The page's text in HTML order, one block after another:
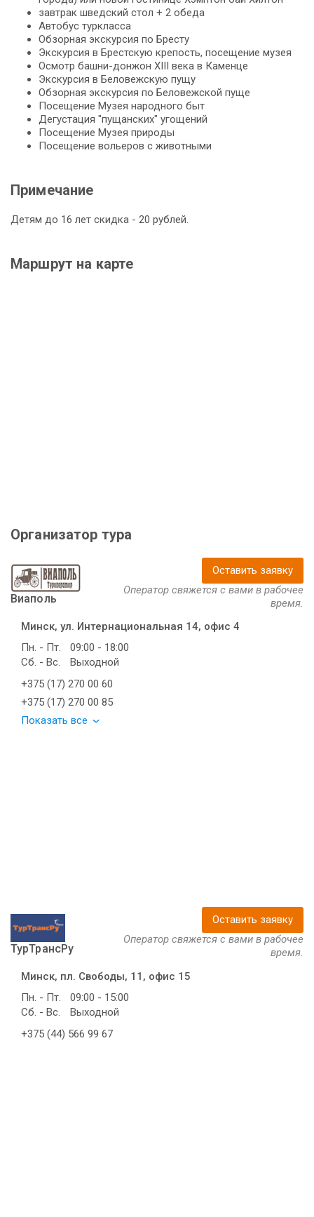
завтрак швед­ский стол + 2 обе­да
Ав­то­бус турк­лас­са
Об­зор­ная экскурсия по Бре­сту
Экс­кур­сия в Брестскую кре­пость, посещение му­зея
Осмотр башни-донжон ХІІІ ве­ка в Каменце
Экс­кур­сия в Бе­ло­веж­скую пу­щу
Об­зор­ная экскурсия по Бе­ло­веж­ской пуще
По­се­ще­ние Музея на­род­но­го бы­т
Де­гу­ста­ция "пущанских" угощений
По­се­ще­ние Музея при­ро­ды
По­се­ще­ние во­лье­ров с жи­вот­ны­ми
Примечание
Детям до 16 лет скидка - 20 рублей.
Маршрут на карте
Организатор тура
Виаполь
Оставить заявку
Оператор свяжется с вами в рабочее
время.
Минск, ул. Интернациональная 14, офис 4
Пн. - Пт.
09:00 - 18:00
Сб. - Вс.
Выходной
+375 (17) 270 00 60
+375 (17) 270 00 85
Показать все
ТурТрансРу
Оставить заявку
Оператор свяжется с вами в рабочее
время.
Минск, пл. Свободы, 11, офис 15
Пн. - Пт.
09:00 - 15:00
Сб. - Вс.
Выходной
+375 (44) 566 99 67